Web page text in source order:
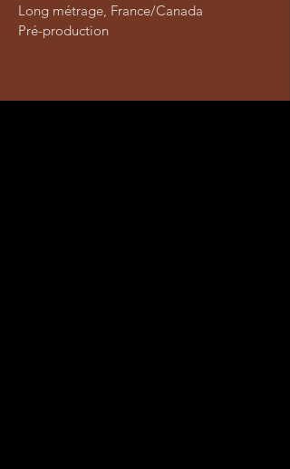
Long métrage, France/Canada
Pré-production